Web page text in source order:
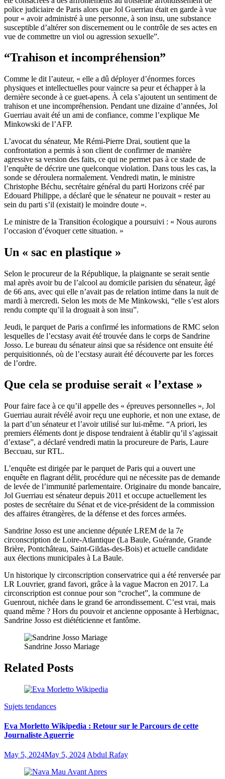
police judiciaire de Paris alors que Jol Guerriau était en garde à vue
pour « avoir administré à une personne, à son insu, une substance
susceptible d’altérer son discernement ou le contrôle de ses actes en
vue de commettre un viol ou agression sexuelle”.
“Trahison et incompréhension”
Comme le dit l’auteur, « elle a dû déployer d’énormes forces
physiques et intellectuelles pour vaincre sa peur et échapper à la
dernière seconde à ce guet-apens. À cela s’ajoutent un sentiment de
trahison et une incompréhension. Pendant une dizaine d’années, Jol
Guerriau avait été un ami de confiance, comme l’explique Me
Minkowski de l’AFP.
L’avocat du sénateur, Me Rémi-Pierre Drai, soutient que la
confrontation a permis à son client de confirmer de manière
agressive sa version des faits, ce qui ne permet pas à ce stade de
l’enquête de décrire une quelconque violation. Dans tous les cas, la
sonde se déroulera normalement. Vendredi matin, le ministre
Christophe Béchu, secrétaire général du parti Horizons créé par
Edouard Philippe, a déclaré que le sénateur ne pouvait « rester au
sein du parti s’il (existait) le moindre doute ».
Le ministre de la Transition écologique a poursuivi : « Nous aurons
l’occasion d’évoquer cette situation. »
Un « sac en plastique »
Selon le procureur de la République, la plaignante se serait sentie
mal après avoir bu de l’alcool au domicile parisien du sénateur, âgé
de 66 ans, avec qui elle n’avait pas de relation intime dans la nuit de
mardi à mercredi. Selon les mots de Me Minkowski, “elle s’est alors
rendu compte qu’il la droguait à son insu”.
Jeudi, le parquet de Paris a confirmé les informations de RMC selon
lesquelles de l’ecstasy avait été trouvée dans le corps de Sandrine
Josso. Le bureau du sénateur ainsi que sa résidence ont ensuite été
perquisitionnés, où de l’ecstasy aurait été découverte par les forces
de l’ordre.
Que cela se produise serait « l’extase »
Pour faire face à ce qu’il appelle des « épreuves personnelles », Jol
Guerriau aurait révélé avoir reçu une euphorie, et non une extase, de
la part d’un sénateur et l’avoir utilisé sur lui-même. “A priori, les
premiers éléments dont je dispose tendraient à établir qu’il s’agissait
d’extase”, a déclaré vendredi matin la procureure de Paris, Laure
Beccuau, sur RTL.
L’enquête est dirigée par le parquet de Paris qui a ouvert une
enquête en flagrant délit, procédure qui ne nécessite pas de demande
de levée de l’immunité parlementaire. Originaire du monde bancaire,
Jol Guerriau est sénateur depuis 2011 et occupe actuellement les
postes de secrétaire du Sénat et de vice-président de la commission
des affaires étrangères, de la défense et des forces armées.
Sandrine Josso est une ancienne députée LREM de la 7e
circonscription de Loire-Atlantique (La Baule, Guérande, Grande
Brière, Pontchâteau, Saint-Gildas-des-Bois) et actuelle candidate
aux élections municipales à La Baule.
Un historique ly circonscription conservatrice qui a été renversée par
LR Louvrier, grand favori, grâce à la vague Macron en 2017. La
circonscription est connue pour son “crochet”, la commune de
Guenrout, nichée dans le grand 6e arrondissement. C’est vrai, mais
quand même ? Hors du pouvoir et ancienne opposante à Herbignac,
Sandrine Josso est diététicienne et fantôme.
Sandrine Josso Mariage
Related Posts
Sujets tendances
Eva Morletto Wikipedia : Retour sur le Parcours de cette
Journaliste Aguerrie
May 5, 2024May 5, 2024 Abdul Rafay